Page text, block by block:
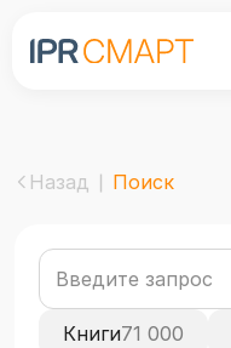
Назад Поиск
Книги71 000